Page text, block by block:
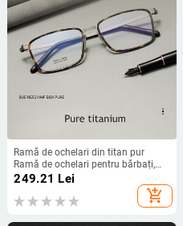
Ramă de ochelari din titan pur
Ramă de ochelari pentru bărbați,
ultra ușoară, pătrată de afaceri
2024 Ochelari de prescripție optici
pentru bărbați 2602
249.21 Lei
add_shopping_cart